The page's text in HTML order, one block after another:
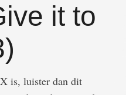
it to
is, luister dan dit